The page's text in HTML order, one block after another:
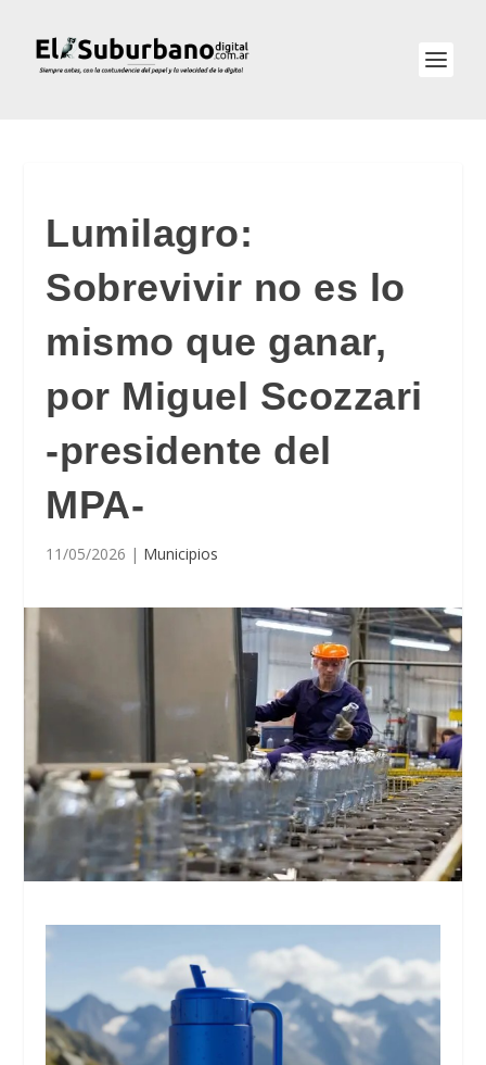
Lumilagro:
Sobrevivir no es lo
mismo que ganar,
por Miguel Scozzari
-presidente del
MPA-
11/05/2026 | Municipios